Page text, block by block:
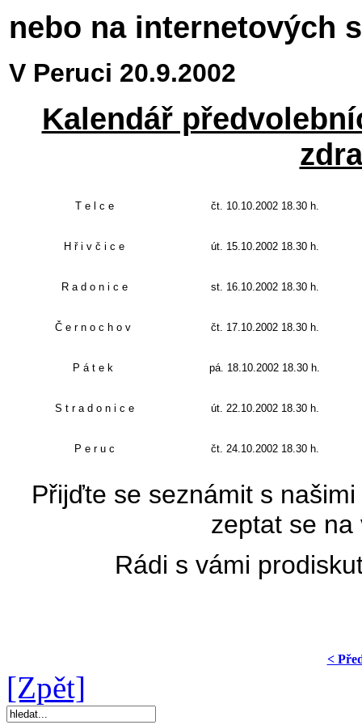
nebo na internetových
V Peruci 20.9.2002
Kalendář
T e l c e čt. 10.10.2002 18.30 h.
H ř i v č i c e út. 15.10.2002 18.30 h.
R a d o n i c e st. 16.10.2002 18.30 h.
Č e r n o c h o v čt. 17.10.2002 18.30 h.
P á t e k pá. 18.10.2002 18.30 h.
S t r a d o n i c e út. 22.10.2002 18.30 h.
P e r u c čt. 24.10.2002 18.30 h.
Přijďte se seznámit s
zeptat se
Rádi s vámi
<
[Zpět]